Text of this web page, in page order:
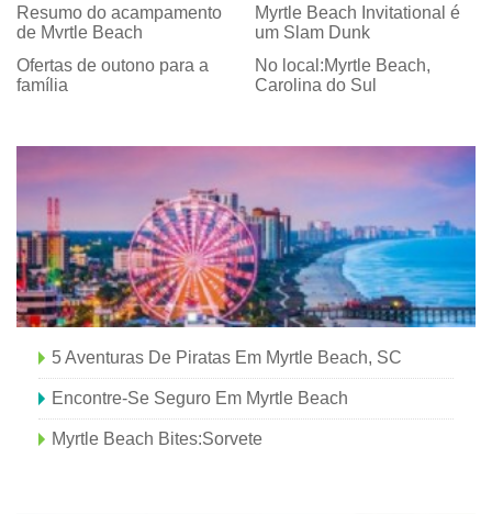
Resumo do acampamento
de Myrtle Beach
Myrtle Beach Invitational é
um Slam Dunk
Ofertas de outono para a
família
No local:Myrtle Beach,
Carolina do Sul
5 Aventuras De Piratas Em Myrtle Beach, SC
Encontre-Se Seguro Em Myrtle Beach
Myrtle Beach Bites:Sorvete